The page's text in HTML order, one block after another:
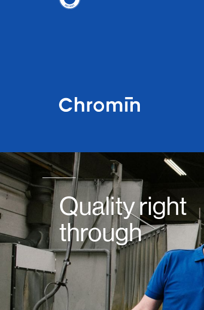
Quality right
through